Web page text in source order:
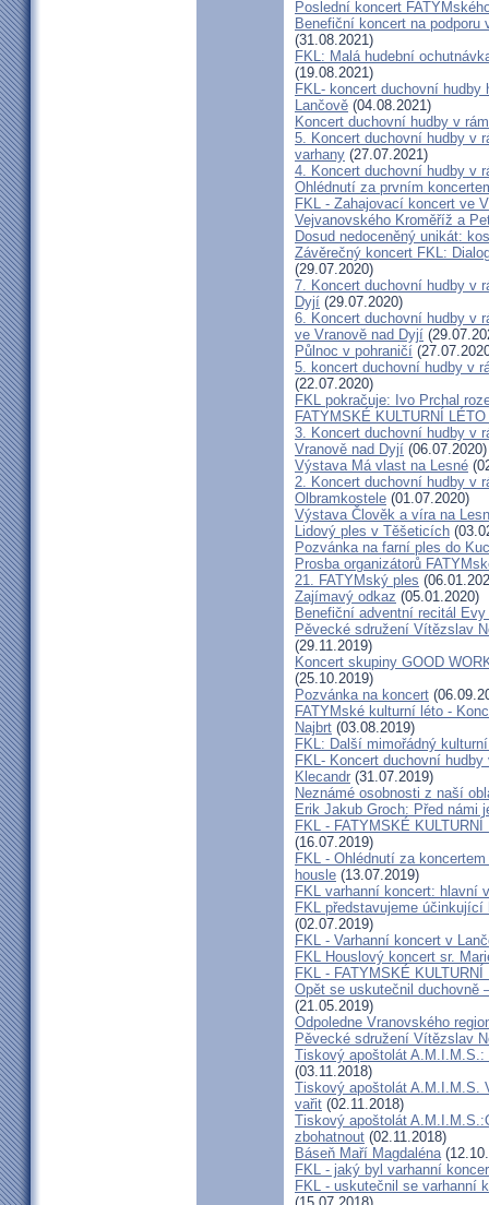
Poslední koncert
Benefiční koncert na podporu
(31.08.2021)
FKL: Malá hudební
(19.08.2021)
FKL- koncert duchovní
Lančově (04.08.2021)
Koncert duchovní hudby v
5. Koncert duchovní hudby v
varhany (27.07.2021)
4. Koncert duchovní hudby v
Ohlédnutí za prvním
FKL - Zahajovací koncert ve
Vejvanovského Kroměříž a
Dosud nedoceněný unikát:
Závěrečný koncert FKL:
(29.07.2020)
7. Koncert duchovní hudby v
Dyjí (29.07.2020)
6. Koncert duchovní hudby v
ve Vranově nad Dyjí
Půlnoc v pohraničí
5. koncert duchovní hudby v
(22.07.2020)
FKL pokračuje: Ivo Prchal
FATYMSKÉ KULTURNÍ
3. Koncert duchovní hudby v
Vranově nad Dyjí (06.07.2020)
Výstava Má vlast na Lesné
2. Koncert duchovní hudby v
Olbramkostele (01.07.2020)
Výstava Člověk a víra na
Lidový ples v Těšeticích
Pozvánka na farní ples do
Prosba organizátorů
21. FATYMský ples
Zajímavý odkaz (05.01.2020)
Benefiční adventní recitál
Pěvecké sdružení Vítězslav
(29.11.2019)
Koncert skupiny GOOD
(25.10.2019)
Pozvánka na koncert
FATYMské kulturní léto -
Najbrt (03.08.2019)
FKL: Další mimořádný
FKL- Koncert duchovní
Klecandr (31.07.2019)
Neznámé osobnosti z naší
Erik Jakub Groch: Před námi
FKL - FATYMSKÉ
(16.07.2019)
FKL - Ohlédnutí za
housle (13.07.2019)
FKL varhanní koncert: hlavní
FKL představujeme
(02.07.2019)
FKL - Varhanní koncert v
FKL Houslový koncert sr.
FKL - FATYMSKÉ KULTURNÍ
Opět se uskutečnil duchovně
(21.05.2019)
Odpoledne Vranovského
Pěvecké sdružení Vítězslav
Tiskový apoštolát
(03.11.2018)
Tiskový apoštolát A.M.I.M.S.
vařit (02.11.2018)
Tiskový apoštolát
zbohatnout (02.11.2018)
Báseň Maří Magdaléna
FKL - jaký byl varhanní
FKL - uskutečnil se varhanní